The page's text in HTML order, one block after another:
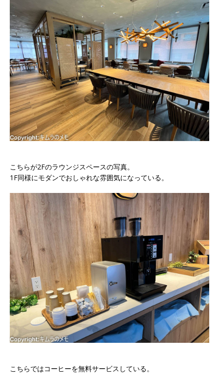
こちらが2Fのラウンジスペースの写真。
1F同様にモダンでおしゃれな雰囲気になっている。
こちらではコーヒーを無料サービスしている。